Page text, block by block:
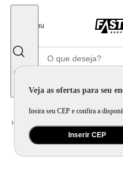
Menu
Veja as ofertas para seu
Insira seu CEP e confira a
Inserir CEP
Home